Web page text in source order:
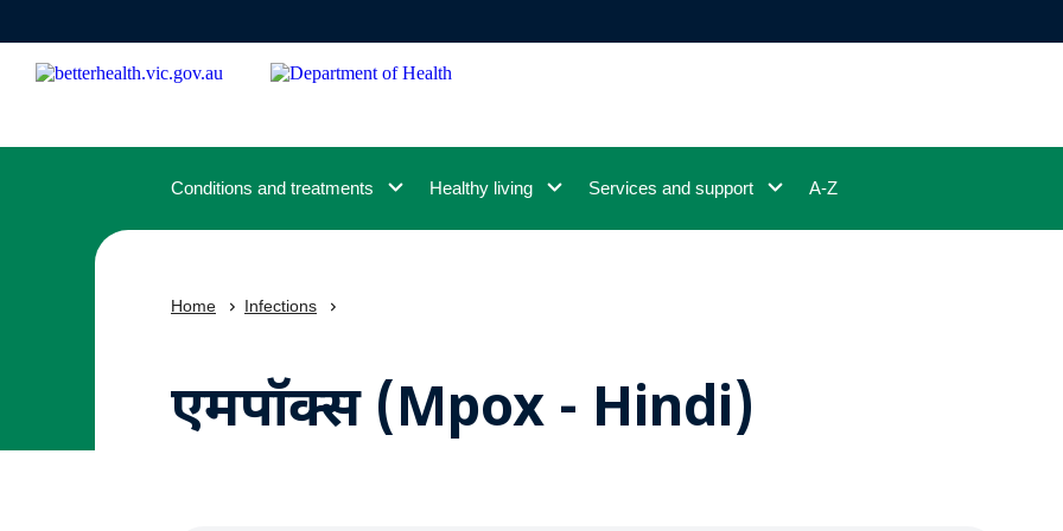
content
Conditions and treatments Healthy living Services and support A-Z
Home Infections
एमपॉक्स (Mpox - Hindi)